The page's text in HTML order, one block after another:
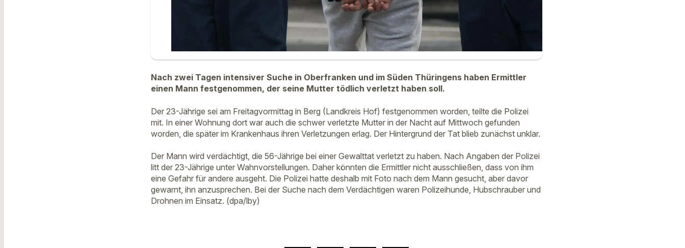
Nach zwei Tagen intensiver Suche in Oberfranken und im Süden Thüringens haben Ermittler
einen Mann festgenommen, der seine Mutter tödlich verletzt haben soll.
Der 23-Jährige sei am Freitagvormittag in Berg (Landkreis Hof) festgenommen worden, teilte die Polizei
mit. In einer Wohnung dort war auch die schwer verletzte Mutter in der Nacht auf Mittwoch gefunden
worden, die später im Krankenhaus ihren Verletzungen erlag. Der Hintergrund der Tat blieb zunächst unklar.
Der Mann wird verdächtigt, die 56-Jährige bei einer Gewalttat verletzt zu haben. Nach Angaben der Polizei
litt der 23-Jährige unter Wahnvorstellungen. Daher könnten die Ermittler nicht ausschließen, dass von ihm
eine Gefahr für andere ausgeht. Die Polizei hatte deshalb mit Foto nach dem Mann gesucht, aber davor
gewarnt, ihn anzusprechen. Bei der Suche nach dem Verdächtigen waren Polizeihunde, Hubschrauber und
Drohnen im Einsatz. (dpa/lby)